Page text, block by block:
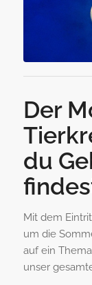
Der
du
Mit dem
um die
auf ein
unser